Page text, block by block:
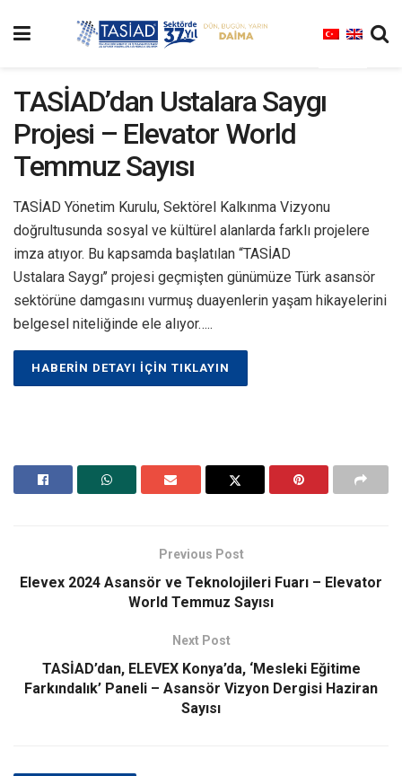
TASİAD’dan Ustalara Saygı
Projesi – Elevator World
Temmuz Sayısı
TASİAD Yönetim Kurulu, Sektörel Kalkınma Vizyonu
doğrultusunda sosyal ve kültürel alanlarda farklı projelere
imza atıyor. Bu kapsamda başlatılan “TASİAD
Ustalara Saygı’’ projesi geçmişten günümüze Türk asansör
sektörüne damgasını vurmuş duayenlerin yaşam hikayelerini
belgesel niteliğinde ele alıyor…..
HABERIN DETAYI İÇIN TIKLAYIN
Previous Post
Elevex 2024 Asansör ve Teknolojileri Fuarı – Elevator
World Temmuz Sayısı
Next Post
TASİAD’dan, ELEVEX Konya’da, ‘Mesleki Eğitime
Farkındalık’ Paneli – Asansör Vizyon Dergisi Haziran
Sayısı